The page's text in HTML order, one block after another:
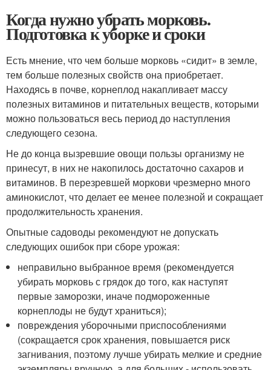
Когда нужно убрать морковь.
Подготовка к уборке и сроки
Есть мнение, что чем больше морковь «сидит» в земле,
тем больше полезных свойств она приобретает.
Находясь в почве, корнеплод накапливает массу
полезных витаминов и питательных веществ, которыми
можно пользоваться весь период до наступления
следующего сезона.
Не до конца вызревшие овощи пользы организму не
принесут, в них не накопилось достаточно сахаров и
витаминов. В перезревшей моркови чрезмерно много
аминокислот, что делает ее менее полезной и сокращает
продолжительность хранения.
Опытные садоводы рекомендуют не допускать
следующих ошибок при сборе урожая:
неправильно выбранное время (рекомендуется
убирать морковь с грядок до того, как наступят
первые заморозки, иначе подмороженные
корнеплоды не будут храниться);
повреждения уборочными приспособлениями
(сокращается срок хранения, повышается риск
загнивания, поэтому лучше убирать мелкие и средние